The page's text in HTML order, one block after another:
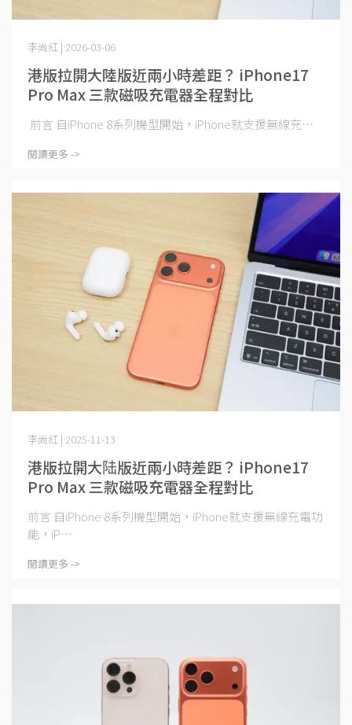
港版拉開大陸版近兩小時差距？ iPhone17
Pro Max 三款磁吸充電器全程對比
李尚紅 | 2026-03-06
前言 自iPhone 8系列機型開始，iPhone就支援無線充⋯
閱讀更多 ->
港版拉開大陆版近兩小時差距？ iPhone17
Pro Max 三款磁吸充電器全程對比
李尚紅 | 2025-11-13
前言 自iPhone 8系列機型開始，iPhone就支援無線充電功
能，iP⋯
閱讀更多 ->